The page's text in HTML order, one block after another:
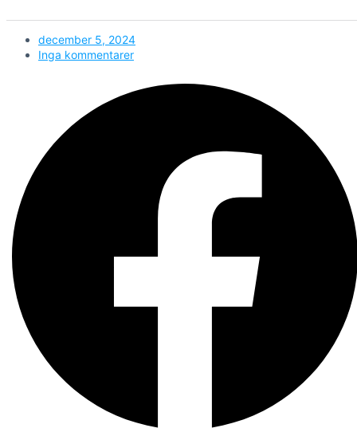
december 5, 2024
Inga kommentarer